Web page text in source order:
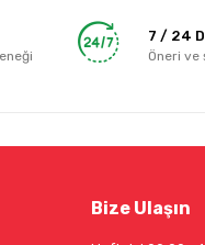
7 / 24
Öneri ve
Bize Ulaşın